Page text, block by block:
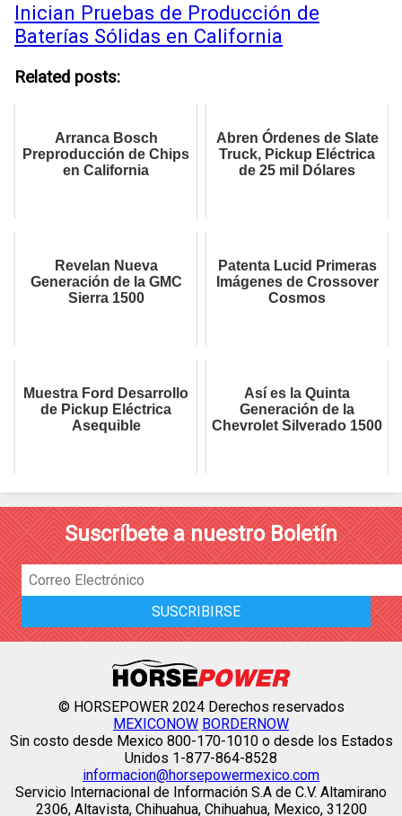
Inician Pruebas de Producción de
Baterías Sólidas en California
Related posts:
Arranca Bosch
Preproducción de Chips
en California
Abren Órdenes de Slate
Truck, Pickup Eléctrica
de 25 mil Dólares
Revelan Nueva
Generación de la GMC
Sierra 1500
Patenta Lucid Primeras
Imágenes de Crossover
Cosmos
Muestra Ford Desarrollo
de Pickup Eléctrica
Asequible
Así es la Quinta
Generación de la
Chevrolet Silverado 1500
Suscríbete a nuestro Boletín
© HORSEPOWER 2024 Derechos reservados
MEXICONOW BORDERNOW
Sin costo desde Mexico 800-170-1010 o desde los Estados
Unidos 1-877-864-8528
informacion@horsepowermexico.com
Servicio Internacional de Información S.A de C.V. Altamirano
2306, Altavista, Chihuahua, Chihuahua, Mexico, 31200